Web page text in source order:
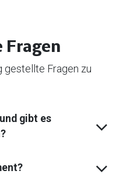
Fragen
gestellte Fragen zu
gibt es